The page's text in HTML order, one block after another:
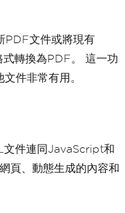
PDF文件或將現有
轉換為PDF。 這一功
件非常有用。
文件連同JavaScript和
頁、動態生成的內容和